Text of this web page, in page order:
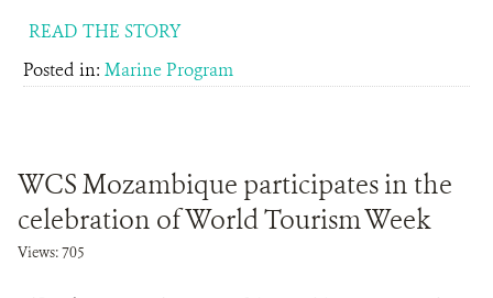
READ THE STORY
Posted in: Marine Program
WCS Mozambique participates in the
celebration of World Tourism Week
Views: 705